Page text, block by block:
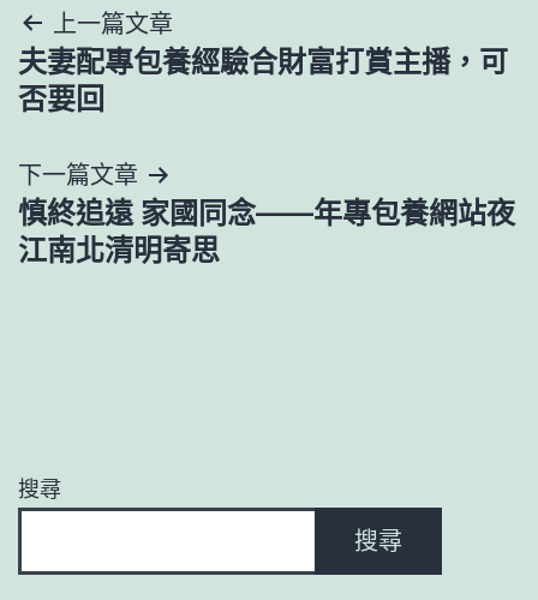
文
章
覽
上一篇文章
夫妻配專包養經驗合財富打賞主播，可
否要回
下一篇文章
慎終追遠 家國同念——年專包養網站夜
江南北清明寄思
搜尋
搜尋